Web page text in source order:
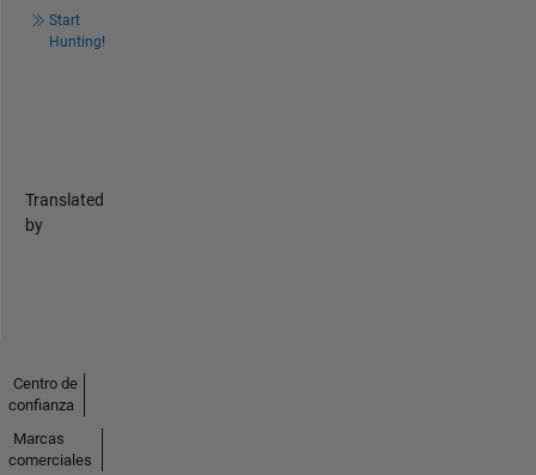
Start
Hunting!
Translated
by
Centro de
confianza
Marcas
comerciales